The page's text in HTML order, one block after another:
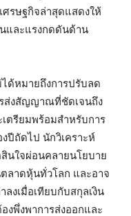
รษฐกิจล่าสุดแสดงให้
นและแรงกดดันด้าน
ได้หมายถึงการปรับลด
ส่งสัญญาณที่ชัดเจนถึง
ตรียมพร้อมสำหรับการ
ปีถัดไป นักวิเคราะห์
สินใจผ่อนคลายนโยบาย
ลาดหุ้นทั่วโลก และอาจ
ลงเมื่อเทียบกับสกุลเงิน
งพึ่งพาการส่งออกและ